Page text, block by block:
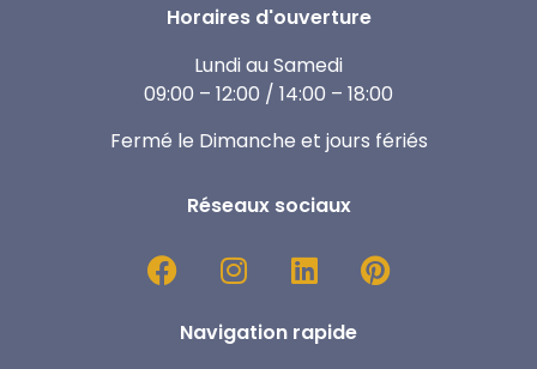
Horaires d'ouverture
Lundi au Samedi
09:00 – 12:00 / 14:00 – 18:00
Fermé le Dimanche et jours fériés
Réseaux sociaux
Navigation rapide